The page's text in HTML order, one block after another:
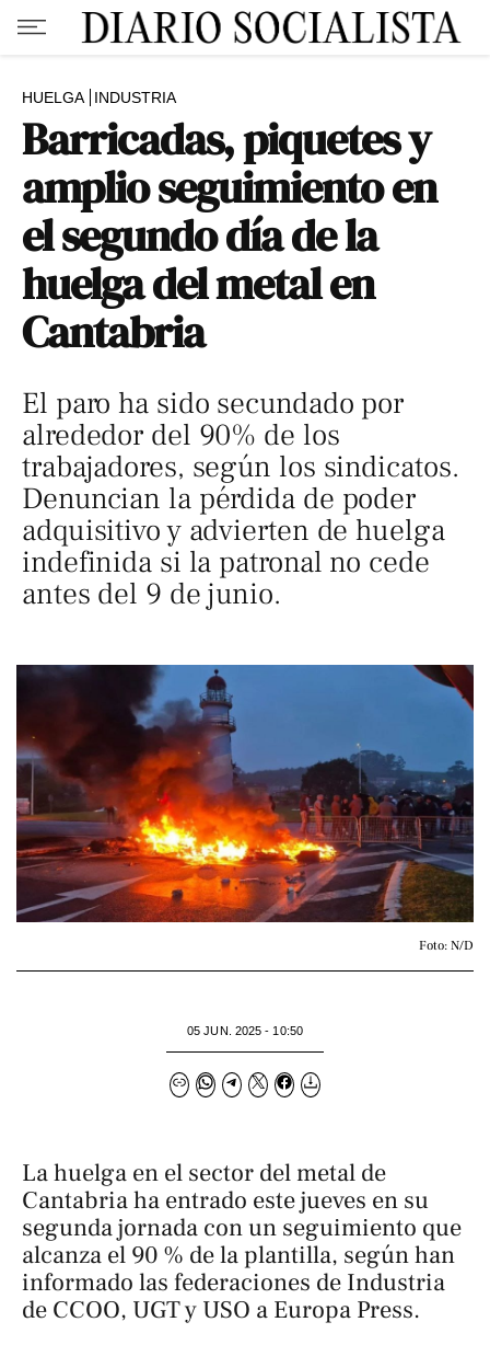
HUELGA INDUSTRIA
Barricadas, piquetes y
amplio seguimiento en
el segundo día de la
huelga del metal en
Cantabria
El paro ha sido secundado por
alrededor del 90% de los
trabajadores, según los sindicatos.
Denuncian la pérdida de poder
adquisitivo y advierten de huelga
indefinida si la patronal no cede
antes del 9 de junio.
Foto: N/D
05 JUN. 2025 - 10:50
La huelga en el sector del metal de
Cantabria ha entrado este jueves en su
segunda jornada con un seguimiento que
alcanza el 90 % de la plantilla, según han
informado las federaciones de Industria
de CCOO, UGT y USO a Europa Press.